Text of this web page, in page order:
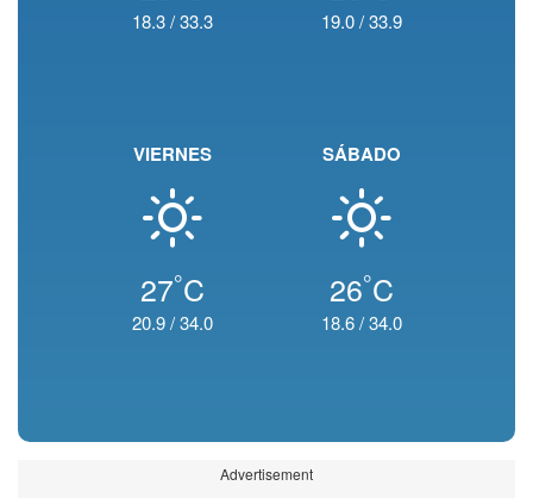
18.3/33.3 19.0/33.9
VIERNES
27°C
20.9/34.0
SÁBADO
26°C
18.6/34.0
Advertisement